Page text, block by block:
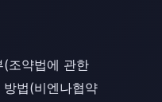
조약법에 관한
법(비엔나협약